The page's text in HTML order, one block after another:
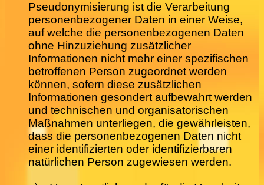
Pseudonymisierung ist die Verarbeitung
personenbezogener Daten in einer Weise,
auf welche die personenbezogenen Daten
ohne Hinzuziehung zusätzlicher
Informationen nicht mehr einer spezifischen
betroffenen Person zugeordnet werden
können, sofern diese zusätzlichen
Informationen gesondert aufbewahrt werden
und technischen und organisatorischen
Maßnahmen unterliegen, die gewährleisten,
dass die personenbezogenen Daten nicht
einer identifizierten oder identifizierbaren
natürlichen Person zugewiesen werden.